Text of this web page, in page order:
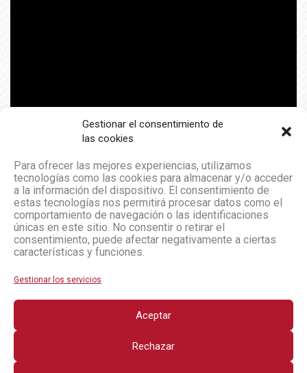
Gestionar el consentimiento de
las cookies
Para ofrecer las mejores experiencias, utilizamos
tecnologías como las cookies para almacenar y/o acceder
a la información del dispositivo. El consentimiento de
estas tecnologías nos permitirá procesar datos como el
comportamiento de navegación o las identificaciones
únicas en este sitio. No consentir o retirar el
consentimiento, puede afectar negativamente a ciertas
características y funciones.
Gestionar los servicios
Aceptar
Rechazar